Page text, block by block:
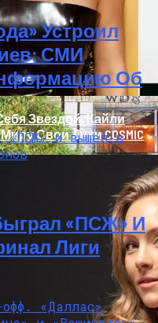
Заброшенное
Звездой: Кайли
Свои Духи COSMIC
Устроил
СМИ
Об
«ПСЖ» И
Лиги